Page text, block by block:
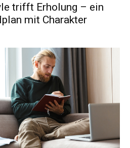
trifft Erholung – ein
mit Charakter